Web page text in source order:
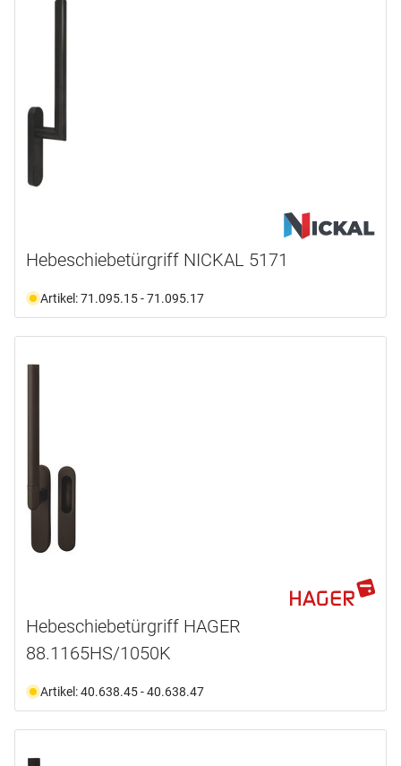
Hebeschiebetürgriff NICKAL 5171
Artikel: 71.095.15 - 71.095.17
Hebeschiebetürgriff HAGER
88.1165HS/1050K
Artikel: 40.638.45 - 40.638.47